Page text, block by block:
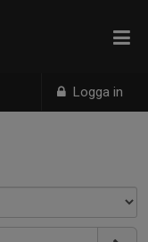
Logga in